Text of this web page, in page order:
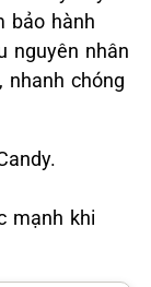
bảo hành
nguyên nhân
nhanh chóng
mạnh khi